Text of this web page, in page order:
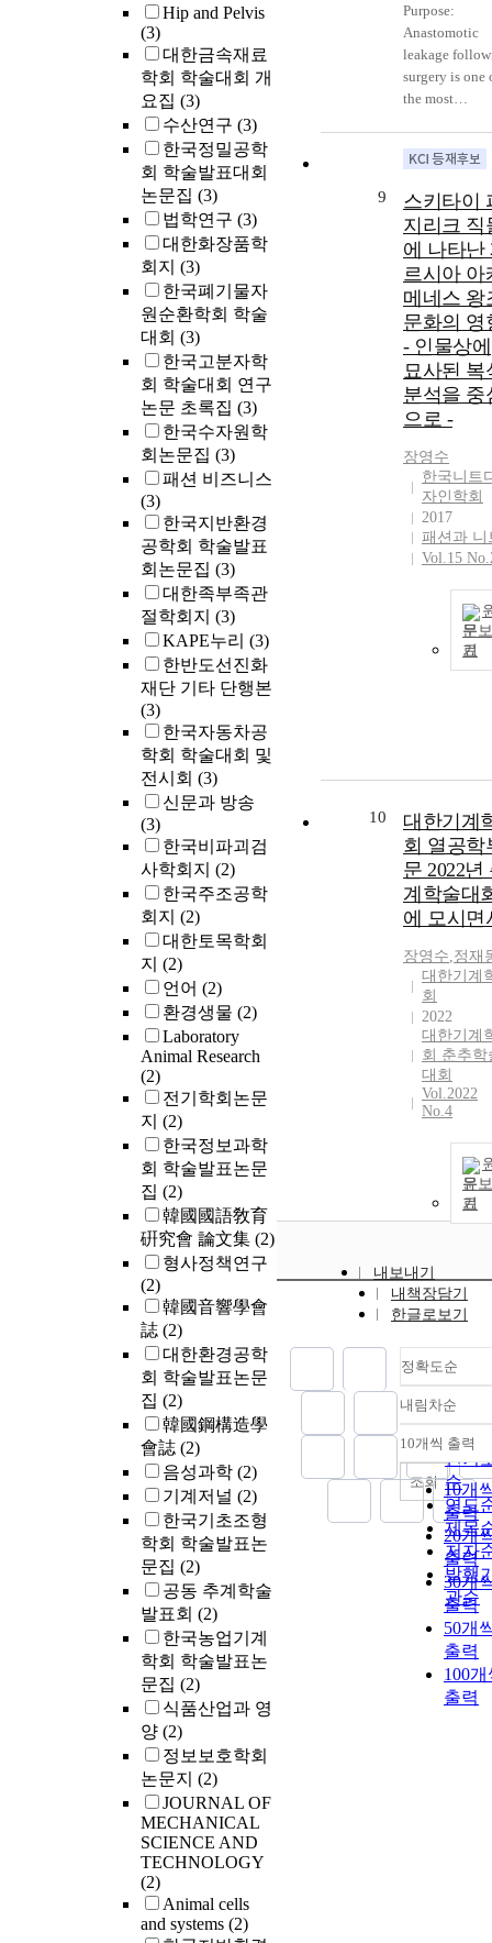
Hip and Pelvis
(3)
대한금속재료
학회 학술대회 개
요집 (3)
수산연구 (3)
한국정밀공학
회 학술발표대회
논문집 (3)
법학연구 (3)
대한화장품학
회지 (3)
한국폐기물자
원순환학회 학술
대회 (3)
한국고분자학
회 학술대회 연구
논문 초록집 (3)
한국수자원학
회논문집 (3)
패션 비즈니스
(3)
한국지반환경
공학회 학술발표
회논문집 (3)
대한족부족관
절학회지 (3)
KAPE누리 (3)
한반도선진화
재단 기타 단행본
(3)
한국자동차공
학회 학술대회 및
전시회 (3)
신문과 방송
(3)
한국비파괴검
사학회지 (2)
한국주조공학
회지 (2)
대한토목학회
지 (2)
언어 (2)
환경생물 (2)
Laboratory
Animal Research
(2)
전기학회논문
지 (2)
한국정보과학
회 학술발표논문
집 (2)
韓國國語敎育
硏究會 論文集 (2)
형사정책연구
(2)
韓國音響學會
誌 (2)
대한환경공학
회 학술발표논문
집 (2)
韓國鋼構造學
會誌 (2)
음성과학 (2)
기계저널 (2)
한국기초조형
학회 학술발표논
문집 (2)
공동 추계학술
발표회 (2)
한국농업기계
학회 학술발표논
문집 (2)
식품산업과 영
양 (2)
정보보호학회
논문지 (2)
JOURNAL OF
MECHANICAL
SCIENCE AND
TECHNOLOGY
(2)
Animal cells
and systems (2)
Purpose:
Anastomotic
leakage
surgery is one
the most
mortality.
prevention of
anastomotic
leakage is
for safe rectal
surgery. The
of this study
determine the
effect of
MallecotⓇ
insertion on
prevention of
anastomotic
leakage after
rectal
anastomosis.
Methods:
January 2002
264 rectal
surgeries were
performed in
center and by
located below
verge were
collected and
reviewed
We made a
on 6 out of 20
patients with
risk of
anastomotic
leakage, and
inserted
MallecotⓇ on
the remaining
transanally.
Removal of
MallecotⓇ
done at the 7th
after a digital
rectal
examination to
completeness
anastomosis
been
anastomotic
leakage
in 8 of 110
patients (73%).
Among the 90
patients
any preventive
measures, 7
incidents of
anastomotic
leakage were
observed; on
other hand, 1
9
스키타이
지리크 직
에 나타난
르시아 아
메네스 왕
문화의 영
- 인물상에
묘사된 복
분석을 중
으로 -
장영수
한국니트
자인학회
2017
패션과 니
Vol.15
문보
기
10
대한기계
회 열공학
문 2022년
계학술대
에 모시면
장영수,정재
대한기계
회
2022
대한기계
회 춘추학
대회
Vol.2022
No.4
문보
기
내보내기
내책장담기
한글로보기
정확도순
정확
순
인기
순
연도
제목
저자
발행
관순
내림차순
내림
10개씩 출력
10개
출력
20개
출력
30개
출력
50개
출력
100개
출력
조회